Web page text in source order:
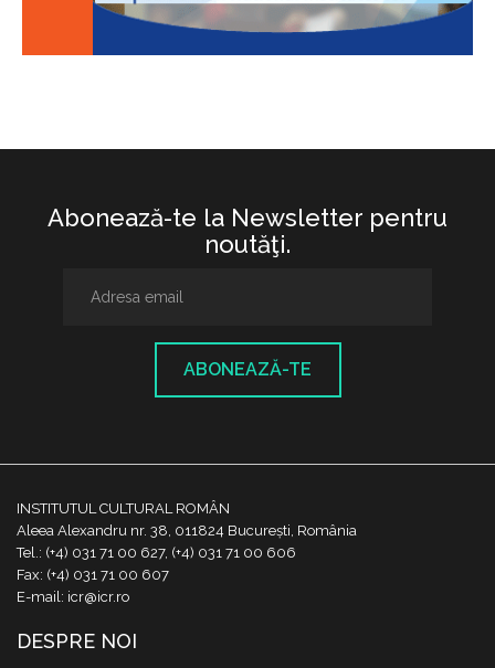
Abonează-te la Newsletter pentru
noutăţi.
ABONEAZĂ-TE
INSTITUTUL CULTURAL ROMÂN
Aleea Alexandru nr. 38, 011824 București, România
Tel.: (+4) 031 71 00 627, (+4) 031 71 00 606
Fax: (+4) 031 71 00 607
E-mail: icr@icr.ro
DESPRE NOI